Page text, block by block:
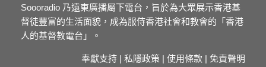
Soooradio 乃遠東廣播屬下電台，旨於為大眾展示香港基
督徒豐富的生活面貌，成為服侍香港社會和教會的「香港
人的基督教電台」。
奉獻支持 | 私隱政策 | 使用條款 | 免責聲明